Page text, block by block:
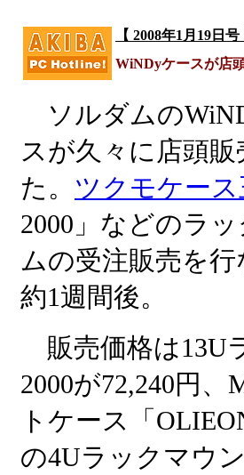
【 2008年1月19日号
WiNDyケースが店
ソルダムの
スが久々に店頭
た。 ツクモケース
2000」などのラ
ムの受注販売を
約1週間後。
販売価格は13U
2000が72,240円
トケース「
の4Uラックマウ